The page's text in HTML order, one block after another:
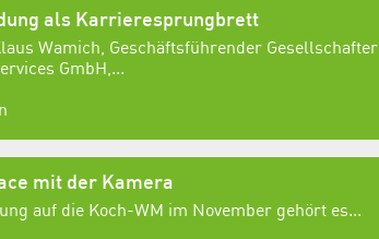
als Karrieresprungbrett
Wamich, Geschäftsführender Gesellschafter
GmbH,...
mit der Kamera
auf die Koch-WM im November gehört es...